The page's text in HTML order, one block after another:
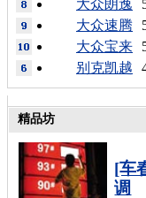
大众朗逸
大众速腾
大众宝来
别克凯越
精品坊
[车
调